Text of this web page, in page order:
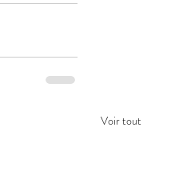
Voir tout